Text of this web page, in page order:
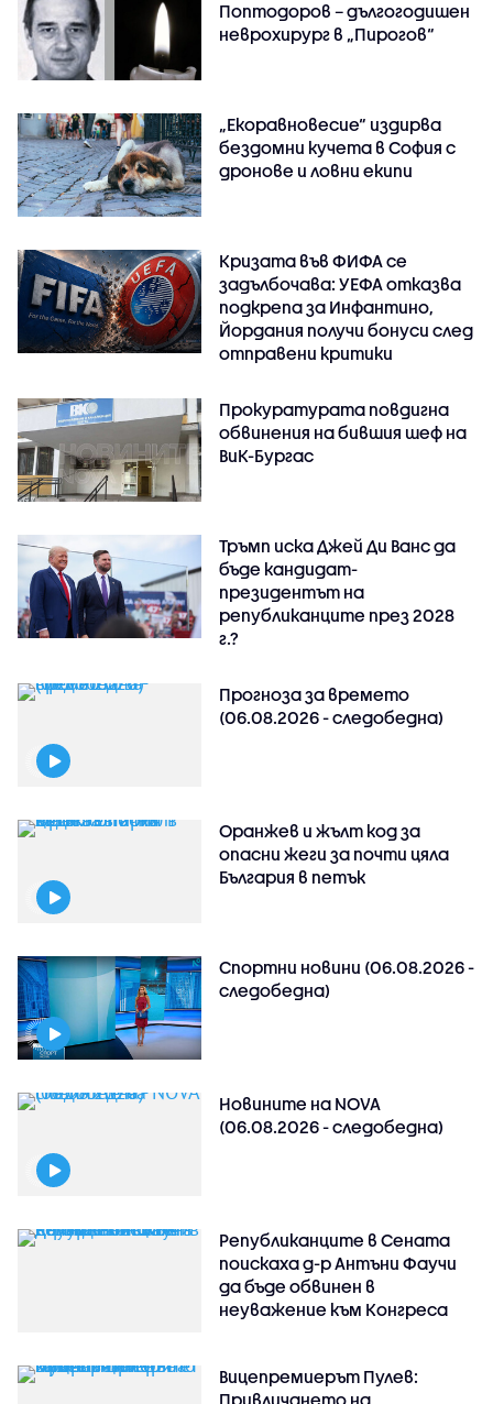
Поптодоров – дългогодишен
неврохирург в „Пирогов“
„Екоравновесие“ издирва
бездомни кучета в София с
дронове и ловни екипи
Кризата във ФИФА се
задълбочава: УЕФА отказва
подкрепа за Инфантино,
Йордания получи бонуси след
отправени критики
Прокуратурата повдигна
обвинения на бившия шеф на
ВиК-Бургас
Тръмп иска Джей Ди Ванс да
бъде кандидат-
президентът на
републиканците през 2028
г.?
Прогноза за времето
(06.08.2026 - следобедна)
Оранжев и жълт код за
опасни жеги за почти цяла
България в петък
Спортни новини (06.08.2026 -
следобедна)
Новините на NOVA
(06.08.2026 - следобедна)
Републиканците в Сената
поискаха д-р Антъни Фаучи
да бъде обвинен в
неуважение към Конгреса
Вицепремиерът Пулев:
Привличането на